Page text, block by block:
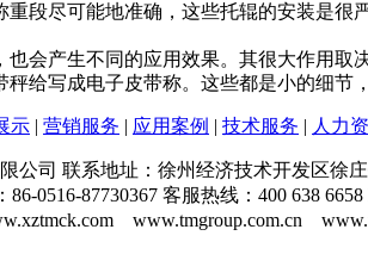
段尽可能地准确，这些托辊的安装是
会产生不同的应用效果。其很大作用
给写成电子皮带称。这些都是小的细节
示 | 营销服务 | 应用案例 | 技术服务 | 人力
公司 联系地址：徐州经济技术开发区徐
0516-87730367 客服热线：400 638 6658
www.tmgroup.com.cn